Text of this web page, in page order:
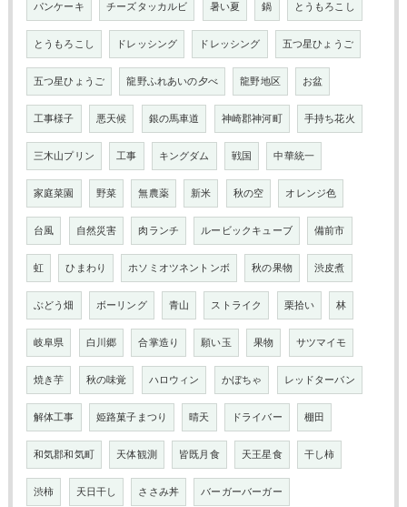
パンケーキ チーズタッカルビ 暑い夏 鍋 とうもろこし
とうもろこし ドレッシング ドレッシング 五つ星ひょうご
五つ星ひょうご 龍野ふれあいの夕べ 龍野地区 お盆
工事様子 悪天候 銀の馬車道 神崎郡神河町 手持ち花火
三木山プリン 工事 キングダム 戦国 中華統一
家庭菜園 野菜 無農薬 新米 秋の空 オレンジ色
台風 自然災害 肉ランチ ルービックキューブ 備前市
虹 ひまわり ホソミオツネントンボ 秋の果物 渋皮煮
ぶどう畑 ボーリング 青山 ストライク 栗拾い 林
岐阜県 白川郷 合掌造り 願い玉 果物 サツマイモ
焼き芋 秋の味覚 ハロウィン かぼちゃ レッドターバン
解体工事 姫路菓子まつり 晴天 ドライバー 棚田
和気郡和気町 天体観測 皆既月食 天王星食 干し柿
渋柿 天日干し ささみ丼 バーガーバーガー